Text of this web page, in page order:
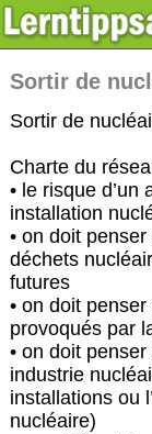
Sortir de
Sortir de
Charte du
• le risque d’un
installation
• on doit
déchets
futures
• on doit
provoqués par
• on doit
industrie
installations ou
nucléaire)